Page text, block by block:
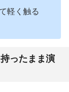
軽く触る
ったまま演